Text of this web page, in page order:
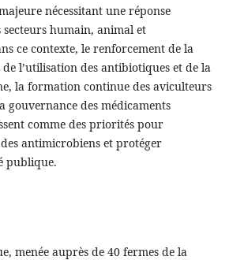
nécessitant une réponse
secteurs humain, animal et
ce contexte, le renforcement de la
l’utilisation des antibiotiques et de la
la formation continue des aviculteurs
gouvernance des médicaments
comme des priorités pour
antimicrobiens et protéger
publique.
menée auprès de 40 fermes de la